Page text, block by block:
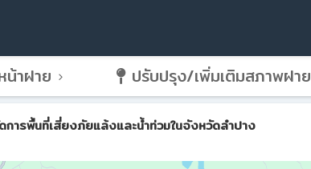
น้าฝาย ปรับปรุง/เพิ่มเติมสภาพฝาย
ารพื้นที่เสี่ยงภัยแล้งและน้ำท่วมในจังหวัดลำปาง